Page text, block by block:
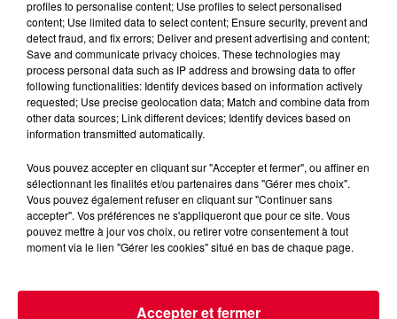
Crédit :Instagram : @Hugel
profiles to personalise content; Use profiles to select personalised
content; Use limited data to select content; Ensure security, prevent and
detect fraud, and fix errors; Deliver and present advertising and content;
Save and communicate privacy choices. These technologies may
process personal data such as IP address and browsing data to offer
following functionalities: Identify devices based on information actively
requested; Use precise geolocation data; Match and combine data from
other data sources; Link different devices; Identify devices based on
information transmitted automatically.
Vous pouvez accepter en cliquant sur "Accepter et fermer", ou affiner en
sélectionnant les finalités et/ou partenaires dans "Gérer mes choix".
Vous pouvez également refuser en cliquant sur "Continuer sans
accepter". Vos préférences ne s'appliqueront que pour ce site. Vous
pouvez mettre à jour vos choix, ou retirer votre consentement à tout
moment via le lien "Gérer les cookies" situé en bas de chaque page.
Accepter et fermer